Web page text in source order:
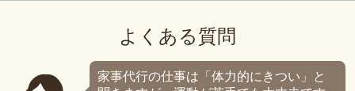
よくある質問
家事代行の仕事は「体力的にきつい」と